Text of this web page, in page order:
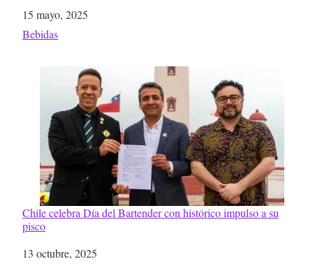
Fecha
15 mayo, 2025
Respecto a
Bebidas
Chile celebra Día del Bartender con histórico impulso a su
pisco
Fecha
13 octubre, 2025